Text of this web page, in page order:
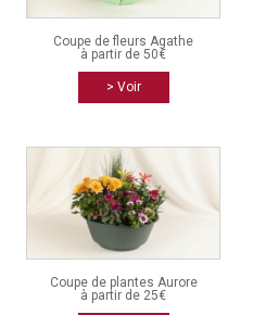
Coupe de fleurs Agathe
à partir de 50€
> Voir
Coupe de plantes Aurore
à partir de 25€